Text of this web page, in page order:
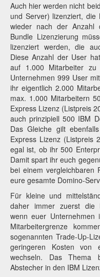
Auch hier werden nicht
und Server) lizenziert, die
wieder nach der Anzahl
Bundle Lizenzierung
lizenziert werden, die
Diese Anzahl der User
auf 1.000 Mitarbeiter
Unternehmen 999 User
ihr eigentlich 2.000
max. 1.000 Mitarbeitern
Express Lizenz (Listpreis
auch prinzipiell 500 IBM
Das Gleiche gilt
Express Lizenz (Listpreis
egal ist, ob ihr 500
Damit spart ihr euch
bei einem vergleichbaren
eure gesamte Domino-
Für kleine und
daher immer zuerst die
wenn euer
Mitarbeitergrenze
sogenannten Trade-Up-
geringeren Kosten von
wechseln. Das Thema
Abstecher in den IBM